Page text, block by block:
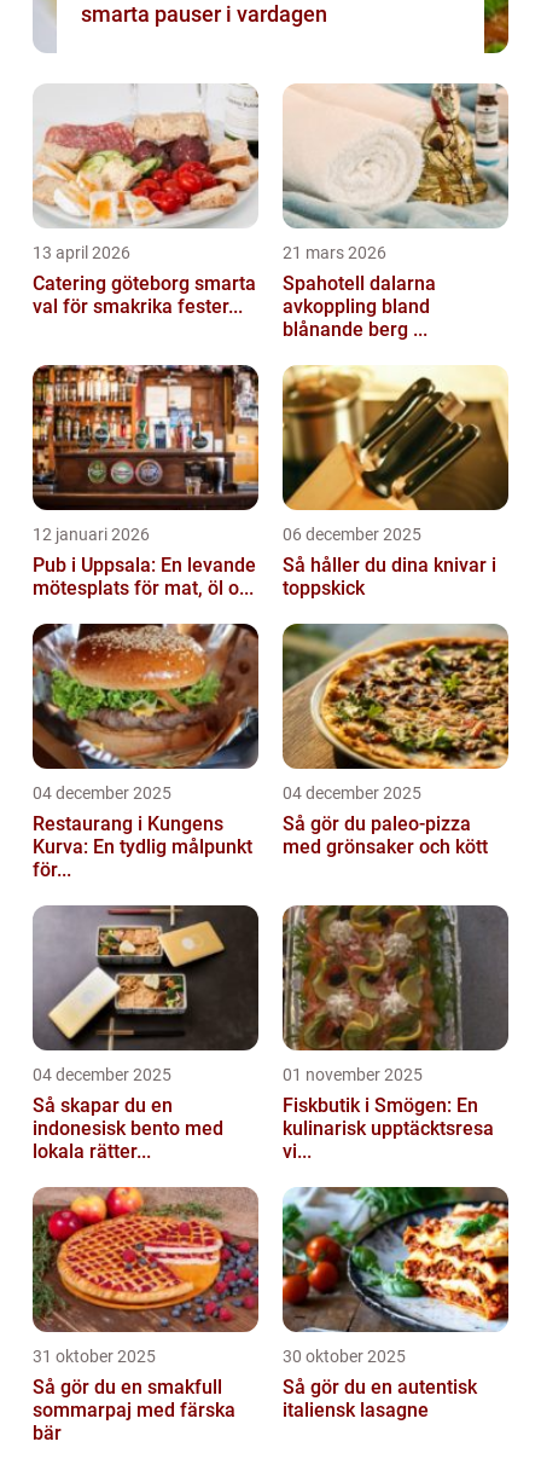
smarta pauser i vardagen
13 april 2026
Catering göteborg smarta
val för smakrika fester...
21 mars 2026
Spahotell dalarna
avkoppling bland
blånande berg ...
12 januari 2026
Pub i Uppsala: En levande
mötesplats för mat, öl o...
06 december 2025
Så håller du dina knivar i
toppskick
04 december 2025
Restaurang i Kungens
Kurva: En tydlig målpunkt
för...
04 december 2025
Så gör du paleo-pizza
med grönsaker och kött
04 december 2025
Så skapar du en
indonesisk bento med
lokala rätter...
01 november 2025
Fiskbutik i Smögen: En
kulinarisk upptäcktsresa
vi...
31 oktober 2025
Så gör du en smakfull
sommarpaj med färska
bär
30 oktober 2025
Så gör du en autentisk
italiensk lasagne